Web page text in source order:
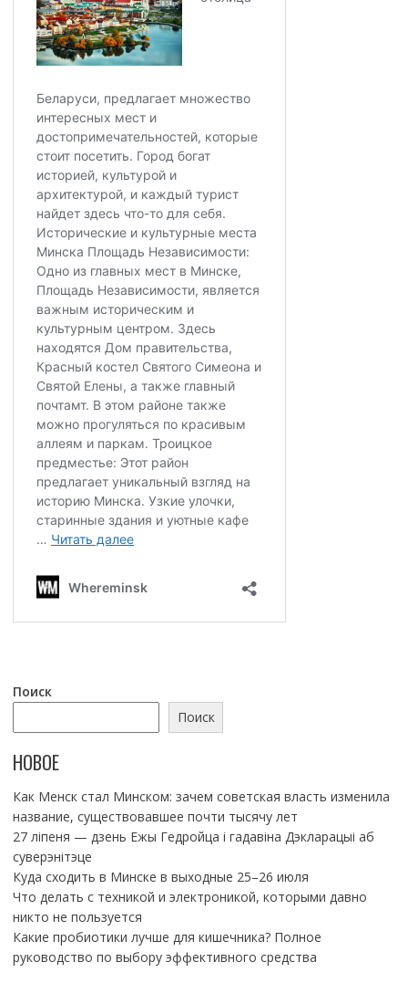
Поиск
Поиск
НОВОЕ
Как Менск стал Минском: зачем советская власть изменила
название, существовавшее почти тысячу лет
27 ліпеня — дзень Ежы Гедройца і гадавіна Дэкларацыі аб
суверэнітэце
Куда сходить в Минске в выходные 25–26 июля
Что делать с техникой и электроникой, которыми давно
никто не пользуется
Какие пробиотики лучше для кишечника? Полное
руководство по выбору эффективного средства